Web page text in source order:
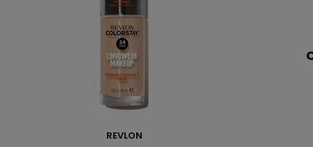
REVLON